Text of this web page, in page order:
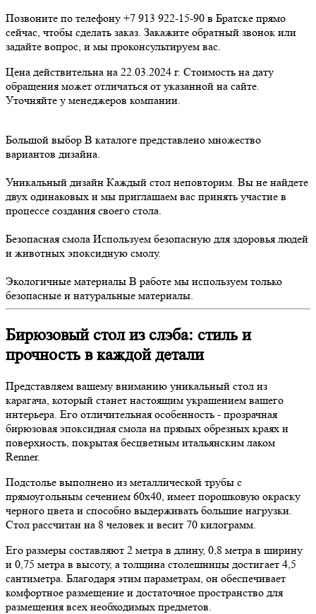
Позвоните по телефону +7 913 922-15-90 в Братске прямо
сейчас, чтобы сделать заказ. Закажите обратный звонок или
задайте вопрос, и мы проконсультируем вас.
Цена действительна на 22.03.2024 г. Стоимость на дату
обращения может отличаться от указанной на сайте.
Уточняйте у менеджеров компании.
Большой выбор В каталоге представлено множество
вариантов дизайна.
Уникальный дизайн Каждый стол неповторим. Вы не найдете
двух одинаковых и мы приглашаем вас принять участие в
процессе создания своего стола.
Безопасная смола Используем безопасную для здоровья людей
и животных эпоксидную смолу.
Экологичные материалы В работе мы используем только
безопасные и натуральные материалы.
Бирюзовый стол из слэба: стиль и
прочность в каждой детали
Представляем вашему вниманию уникальный стол из
карагача, который станет настоящим украшением вашего
интерьера. Его отличительная особенность - прозрачная
бирюзовая эпоксидная смола на прямых обрезных краях и
поверхность, покрытая бесцветным итальянским лаком
Renner.
Подстолье выполнено из металлической трубы с
прямоугольным сечением 60х40, имеет порошковую окраску
черного цвета и способно выдерживать большие нагрузки.
Стол рассчитан на 8 человек и весит 70 килограмм.
Его размеры составляют 2 метра в длину, 0,8 метра в ширину
и 0,75 метра в высоту, а толщина столешницы достигает 4,5
сантиметра. Благодаря этим параметрам, он обеспечивает
комфортное размещение и достаточное пространство для
размещения всех необходимых предметов.